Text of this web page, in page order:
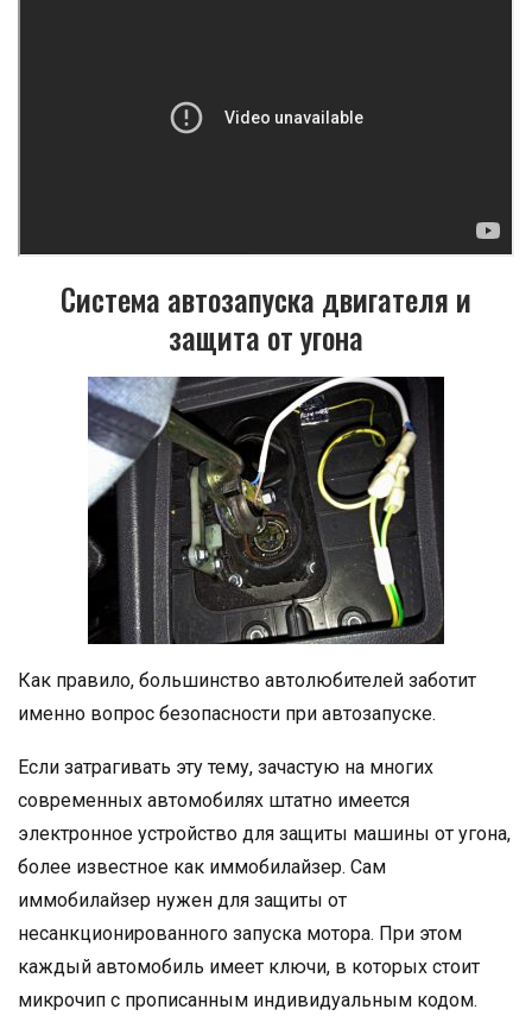
Система автозапуска двигателя и
защита от угона
Как правило, большинство автолюбителей заботит
именно вопрос безопасности при автозапуске.
Если затрагивать эту тему, зачастую на многих
современных автомобилях штатно имеется
электронное устройство для защиты машины от угона,
более известное как иммобилайзер. Сам
иммобилайзер нужен для защиты от
несанкционированного запуска мотора. При этом
каждый автомобиль имеет ключи, в которых стоит
микрочип с прописанным индивидуальным кодом.